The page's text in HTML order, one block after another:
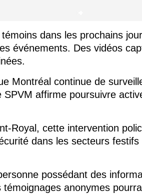
dans les prochains
événements. Des vidéos
Montréal continue de
affirme poursuivre
Royal, cette intervention
dans les secteurs
possédant des
anonymes